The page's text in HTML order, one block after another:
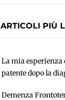
ARTICOLI PIÙ
La mia
patente dopo la
Demenza